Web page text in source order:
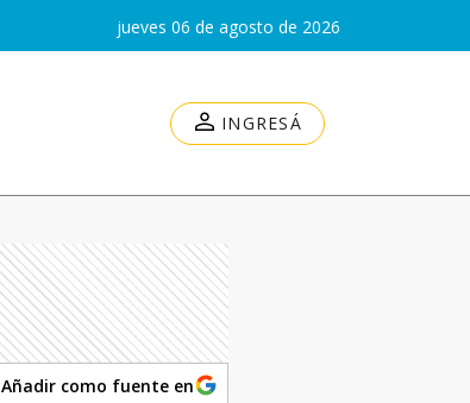
jueves 06 de agosto de 2026
INGRESÁ
Añadir como fuente en